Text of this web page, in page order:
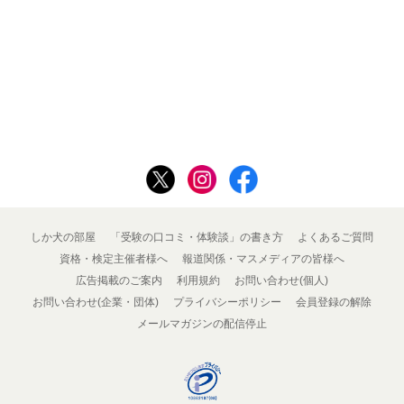
しか犬の部屋 「受験の口コミ・体験談」の書き方
よくあるご質問
資格・検定主催者様へ
報道関係・マスメディアの皆様へ
広告掲載のご案内
利用規約
お問い合わせ(個人)
お問い合わせ(企業・団体)
プライバシーポリシー
会員登録の解除
メールマガジンの配信停止